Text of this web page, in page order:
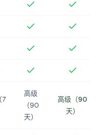
7
高级
（90
天）
高级（90
天）